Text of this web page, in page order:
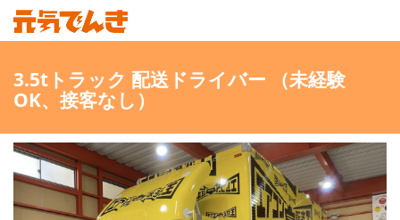
3.5tトラック 配送ドライバー （未経験
OK、接客なし）